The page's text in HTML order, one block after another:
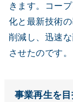
きます。コー
化と最新技術
削減し、迅速
させたのです。
事業再生を